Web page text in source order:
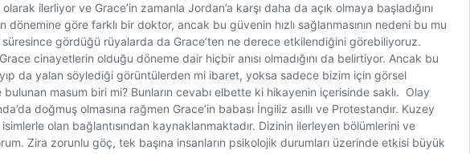
ilerliyor ve Grace’in zamanla Jordan’a karşı daha da açık olmaya başladığını
göre farklı bir doktor, ancak bu güvenin hızlı sağlanmasının nedeni bu mu
süresince gördüğü rüyalarda da Grace’ten ne derece etkilendiğini görebiliyoruz.
cinayetlerin olduğu döneme dair hiçbir anısı olmadığını da belirtiyor. Ancak bu
da yalan söylediği görüntülerden mi ibaret, yoksa sadece bizim için görsel
masum biri mi? Bunların cevabı elbette ki hikayenin içerisinde saklı. Olay
doğmuş olmasına rağmen Grace’in babası İngiliz asıllı ve Protestandır. Kuzey
olan bağlantısından kaynaklanmaktadır. Dizinin ilerleyen bölümlerini ve
Zira zorunlu göç, tek başına insanların psikolojik durumları üzerinde etkisi büyük